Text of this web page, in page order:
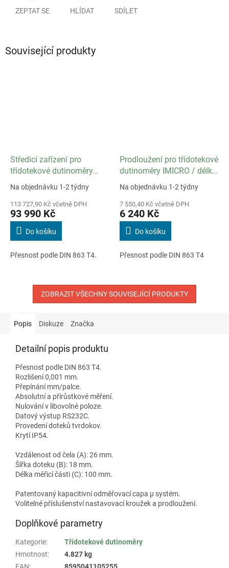
ZEPTAT SE HLÍDAT SDÍLET
Související produkty
Středicí zařízení pro
třídotekové dutinoměry
IMICRO / délka 200 mm /
pro rozsah 100 až 200 mm
Na objednávku 1-2 týdny
113 727,90 Kč včetně DPH
93 990 Kč
Do košíku
Přesnost podle DIN 863 T4.
Prodloužení pro třídotekové
dutinoměry IMICRO / délka
150 mm / pro rozsah 100
až 300 mm
Na objednávku 1-2 týdny
7 550,40 Kč včetně DPH
6 240 Kč
Do košíku
Přesnost podle DIN 863 T4
ZOBRAZIT VŠECHNY SOUVISEJÍCÍ PRODUKTY
Popis Diskuze Značka
Detailní popis produktu
Přesnost podle DIN 863 T4.
Rozlišení 0,001 mm.
Přepínání mm/palce.
Absolutní a přírůstkové měření.
Nulování v libovolné poloze.
Datový výstup RS232C.
Provedení doteků tvrdokov.
Krytí IP54.
Vzdálenost od čela (A): 26 mm.
Šířka doteku (B): 18 mm.
Délka měřicí části (C): 100 mm.
Patentovaný kapacitivní odměřovací capa µ systém.
Volitelné příslušenství nastavovací kroužek a prodloužení.
Doplňkové parametry
Kategorie:
Třídotekové dutinoměry
Hmotnost:
4.827 kg